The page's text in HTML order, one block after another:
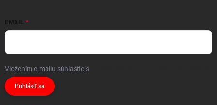
EMAIL
Vložením e-mailu súhlasíte s
Prihlásiť sa